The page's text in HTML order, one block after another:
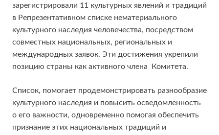
зарегистрировали 11 культурных явлений и традиций
в Репрезентативном списке нематериального
культурного наследия человечества, посредством
совместных национальных, региональных и
международных заявок. Эти достижения укрепили
позицию страны как активного члена Комитета.
Список, помогает продемонстрировать разнообразие
культурного наследия и повысить осведомленность
о его важности, одновременно помогая обеспечить
признание этих национальных традиций и